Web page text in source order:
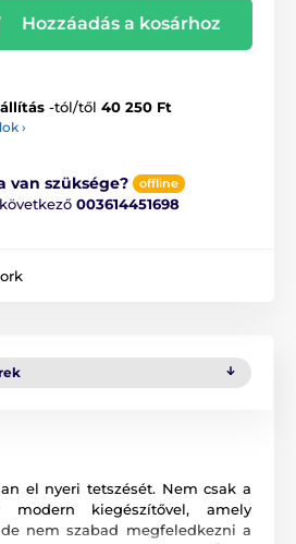
Hozzáadás a kosárhoz
-tól/től 40 250 Ft
›
van szüksége? offline
003614451698
el nyeri tetszését. Nem csak a
kiegészítővel, amely
nem szabad megfeledkezni a